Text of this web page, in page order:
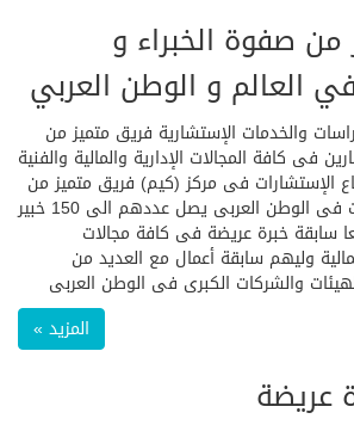
من صفوة الخبراء و
العالم و الوطن العربي
والخدمات الإستشارية فريق متميز من
فى كافة المجالات الإدارية والمالية والفنية
الإستشارات فى مركز (كيم) فريق متميز من
صفوة خبراء الاستشارات فى الوطن العربى يصل عددهم الى 150 خبير
سابقة خبرة عريضة فى كافة مجالات
وليهم سابقة أعمال مع العديد من
والشركات الكبرى فى الوطن العربى
المزيد »